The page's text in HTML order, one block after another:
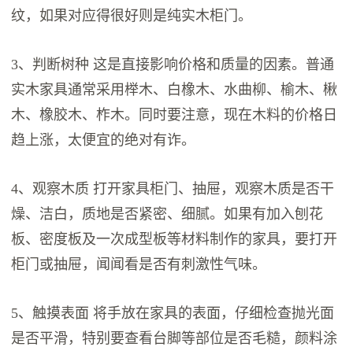
纹，如果对应得很好则是纯实木柜门。
3、判断树种 这是直接影响价格和质量的因素。普通
实木家具通常采用榉木、白橡木、水曲柳、榆木、楸
木、橡胶木、柞木。同时要注意，现在木料的价格日
趋上涨，太便宜的绝对有诈。
4、观察木质 打开家具柜门、抽屉，观察木质是否干
燥、洁白，质地是否紧密、细腻。如果有加入刨花
板、密度板及一次成型板等材料制作的家具，要打开
柜门或抽屉，闻闻看是否有刺激性气味。
5、触摸表面 将手放在家具的表面，仔细检查抛光面
是否平滑，特别要查看台脚等部位是否毛糙，颜料涂